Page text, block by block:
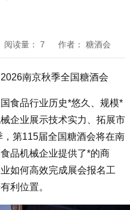
阅读量： 7 作者： 糖酒会
南京秋季全国糖酒会
食品行业历史*悠久、规模*
企业展示技术实力、拓展市
，第115届全国糖酒会将在南
品机械企业提供了*的商
如何高效完成展会报名工
利位置。